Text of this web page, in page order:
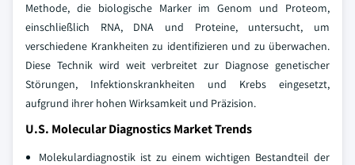
Methode, die biologische Marker im Genom und Proteom,
einschließlich RNA, DNA und Proteine, untersucht, um
verschiedene Krankheiten zu identifizieren und zu überwachen.
Diese Technik wird weit verbreitet zur Diagnose genetischer
Störungen, Infektionskrankheiten und Krebs eingesetzt,
aufgrund ihrer hohen Wirksamkeit und Präzision.
U.S. Molecular Diagnostics Market Trends
Molekulardiagnostik ist zu einem wichtigen Bestandteil der